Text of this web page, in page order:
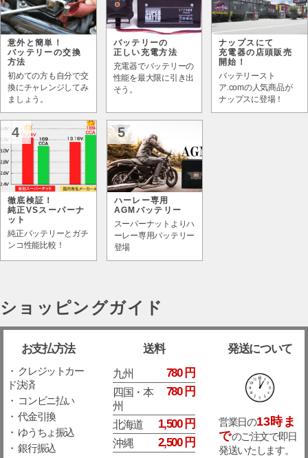
意外と簡単！
バッテリーの交換
方法
初めての方も自分で交
換にチャレンジしてみ
ましょう。
バッテリーの
正しい充電方法
充電器でバッテリーの
性能を最大限に引き出
そう。
ナップスにて
充電器の店頭販売
開始！
バッテリースト
ア.comの人気商品が
ナップスに登場！
4
徹底検証！
純正VSスーパーナ
ット
純正バッテリーとガチ
ンコ性能比較！
5
ハーレー専用
AGMバッテリー
スーパーナットよりハ
ーレー専用バッテリー
登場
ショッピングガイド
お支払方法
・ クレジットカー
ド決済
・ コンビニ払い
・ 代金引換
・ ゆうちょ振込
・ 銀行振込
送料
九州 780 円
四国・本
州
780 円
北海道 1,500 円
沖縄 2,500 円
発送について
営業日の13時ま
でのご注文で即日
発送いたします。